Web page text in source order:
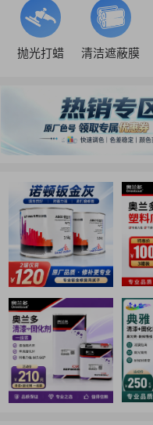
抛光打蜡 清洁遮蔽膜